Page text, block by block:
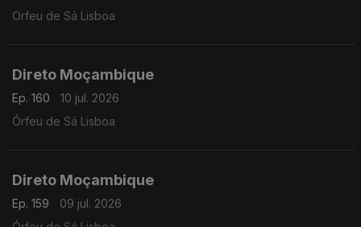
Orfeu de Sá Lisboa
Direto Moçambique
Ep. 160
10 jul. 2026
Órfeu de Sá Lisboa
Direto Moçambique
Ep. 159
09 jul. 2026